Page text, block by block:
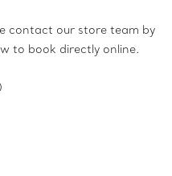
contact our store team by
to book directly online.